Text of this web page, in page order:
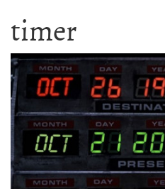
timer